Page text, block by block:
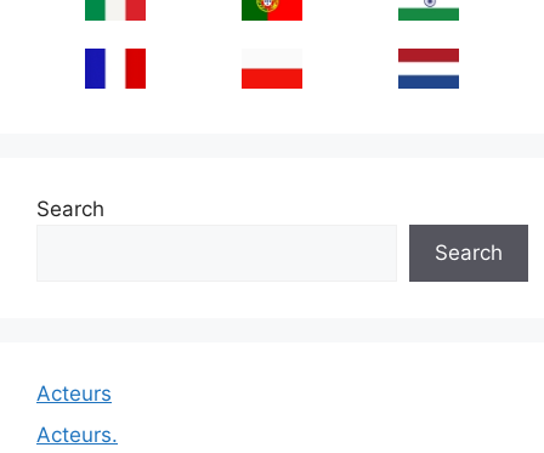
Search
Search
Acteurs
Acteurs.